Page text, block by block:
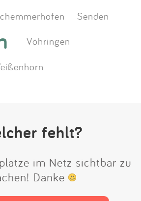
Senden
Vöhringen
fehlt?
im Netz sichtbar zu
Danke